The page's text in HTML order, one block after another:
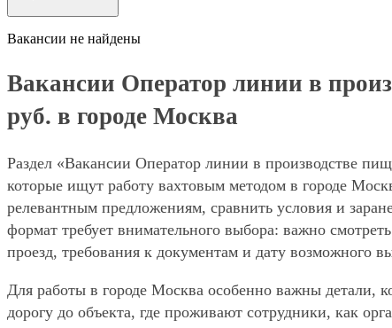
Вакансии не найдены
Вакансии Оператор линии в
руб. в городе Москва
Раздел «Вакансии Оператор линии в производстве
которые ищут работу вахтовым методом в городе
релевантным предложениям, сравнить условия и
формат требует внимательного выбора: важно
проезд, требования к документам и дату возможного
Для работы в городе Москва особенно важны детали,
дорогу до объекта, где проживают сотрудники, как